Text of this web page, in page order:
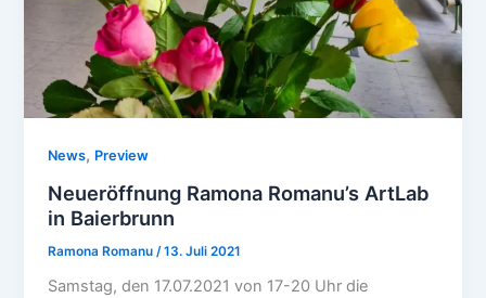
News, Preview
Neueröffnung Ramona Romanu’s ArtLab
in Baierbrunn
Ramona Romanu /13. Juli 2021
Samstag, den 17.07.2021 von 17-20 Uhr die